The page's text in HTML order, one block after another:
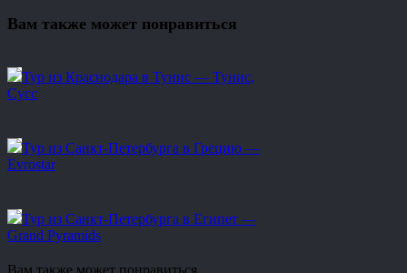
Вам также может понравиться
Тур из Краснодара в Тунис — Тунис,
Сусс
Тур из Санкт-Петербурга в Грецию —
Evrostar
Тур из Санкт-Петербурга в Египет —
Grand Pyramids